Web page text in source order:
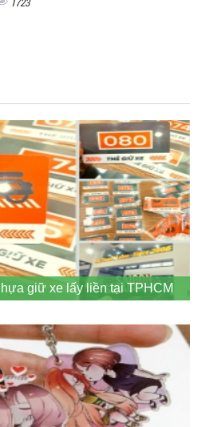
giữ xe lấy liền tại TPHCM